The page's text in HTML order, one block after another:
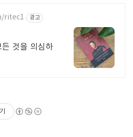
ritec1 광고
것을 의심하